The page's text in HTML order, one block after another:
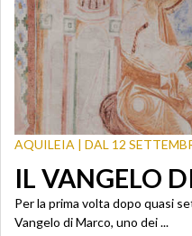
AQUILEIA | DAL 12
IL VANGELO
Per la prima volta dopo quasi
Vangelo di Marco, uno dei ...